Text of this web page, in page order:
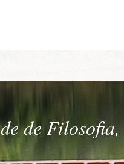
de